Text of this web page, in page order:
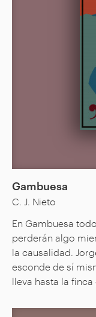
Gambuesa
C. J. Nieto
En Gambuesa
perderán algo
la causalidad.
esconde de sí
lleva hasta la finca